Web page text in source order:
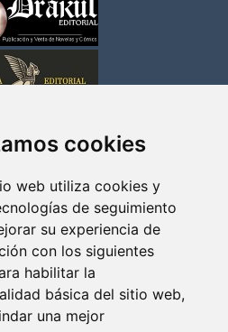
cookies
web utiliza cookies y
de seguimiento
su experiencia de
con los siguientes
habilitar la
básica del sitio web,
una mejor
LA ACTRIZ MAS GUAPA DE
BETT RICKARDS), LAS FOTOS
DE LA ALIADA DE ARROW
2013